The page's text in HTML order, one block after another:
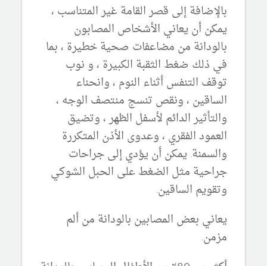
بالإضافة إلى قصر القامة غير المتناسب ،
يمكن أن يعاني الأشخاص المصابون
بالودانة من مضاعفات صحية خطيرة ، بما
في ذلك ضغط الثقبة الكبيرة ، و نوب
توقف التنفس أثناء النوم ، وانحناء
الساقين ، ونقص تنسج منتصف الوجه ،
والتأثير الدائم لأسفل الظهر ، وتضيق
العمود الفقري ، وعدوى الأذن المتكررة
والسمنة. يمكن أن يؤدي إلى جراحات
جراحية مثل الضغط على الحبل الشوكي
وتقويم الساقين.
يعاني بعض المصابين بالودانة من ألم
مزمن.